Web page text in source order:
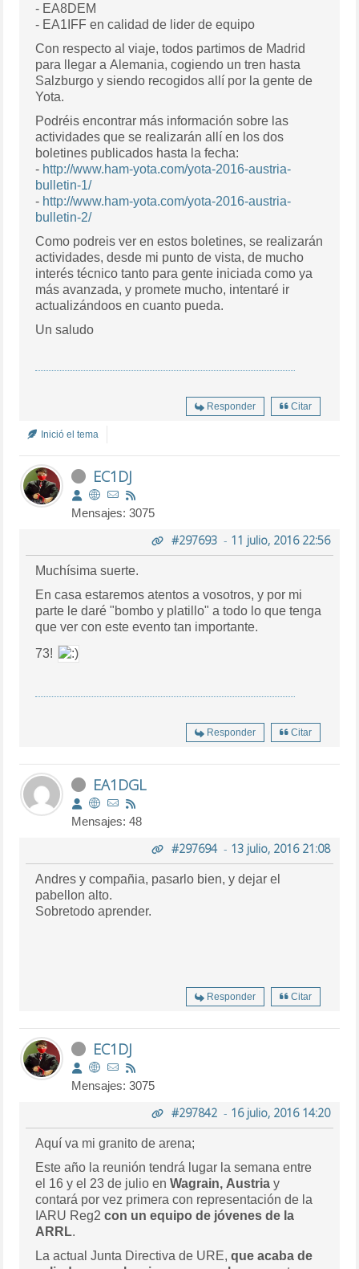
- EA8DEM
- EA1IFF en calidad de lider de equipo
Con respecto al viaje, todos partimos de Madrid
para llegar a Alemania, cogiendo un tren hasta
Salzburgo y siendo recogidos allí por la gente de
Yota.
Podréis encontrar más información sobre las
actividades que se realizarán allí en los dos
boletines publicados hasta la fecha:
- http://www.ham-yota.com/yota-2016-austria-
bulletin-1/
- http://www.ham-yota.com/yota-2016-austria-
bulletin-2/
Como podreis ver en estos boletines, se realizarán
actividades, desde mi punto de vista, de mucho
interés técnico tanto para gente iniciada como ya
más avanzada, y promete mucho, intentaré ir
actualizándoos en cuanto pueda.
Un saludo
Responder Citar
Inició el tema
EC1DJ
Mensajes: 3075
#297693- 11 julio, 2016 22:56
Muchísima suerte.
En casa estaremos atentos a vosotros, y por mi
parte le daré "bombo y platillo" a todo lo que tenga
que ver con este evento tan importante.
73!
Responder Citar
EA1DGL
Mensajes: 48
#297694- 13 julio, 2016 21:08
Andres y compañia, pasarlo bien, y dejar el
pabellon alto.
Sobretodo aprender.
Responder Citar
EC1DJ
Mensajes: 3075
#297842- 16 julio, 2016 14:20
Aquí va mi granito de arena;
Este año la reunión tendrá lugar la semana entre
el 16 y el 23 de julio enWagrain, Austria y
contará por vez primera con representación de la
IARU Reg2con un equipo de jóvenes de la
ARRL.
La actual Junta Directiva de URE,que acaba de